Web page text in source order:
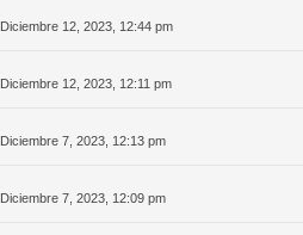
Diciembre 12, 2023, 12:44 pm
Diciembre 12, 2023, 12:11 pm
Diciembre 7, 2023, 12:13 pm
Diciembre 7, 2023, 12:09 pm